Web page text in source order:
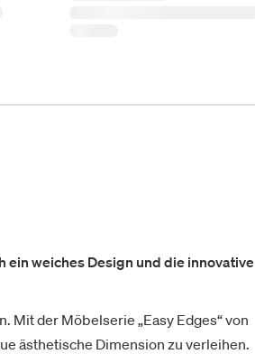
ein weiches Design und die innovative
Mit der Möbelserie „Easy Edges“ von
ästhetische Dimension zu verleihen.